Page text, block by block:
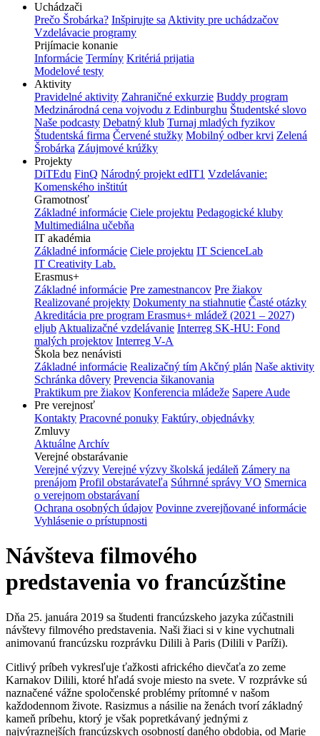
Uchádzači
Prečo Šrobárka? Inšpirujte sa Aktivity pre uchádzačov
Vzdelávacie programy
Prijímacie konanie
Informácie Termíny Kritériá prijatia
Modelové testy
Aktivity
Pravidelné aktivity Zahraničné exkurzie Buddy program
Medzinárodná cena vojvodu z Edinburghu Študentské slovo
Naše podcasty Debatný klub Turnaj mladých fyzikov
Študentská firma Červené stužky Mobilný odber krvi Zelená
Šrobárka Záujmové krúžky
Projekty
DiTEdu FinQ Národný projekt edIT1 Vzdelávanie:
Komenského inštitút
Gramotnosť
Základné informácie Ciele projektu Pedagogické kluby
Multimediálna učebňa
IT akadémia
Základné informácie Ciele projektu IT ScienceLab
IT Creativity Lab.
Erasmus+
Základné informácie Pre zamestnancov Pre žiakov
Realizované projekty Dokumenty na stiahnutie Časté otázky
Akreditácia pre program Erasmus+ mládež (2021 – 2027)
eljub Aktualizačné vzdelávanie Interreg SK-HU: Fond
malých projektov Interreg V-A
Škola bez nenávisti
Základné informácie Realizačný tím Akčný plán Naše aktivity
Schránka dôvery Prevencia šikanovania
Praktikum pre žiakov Konferencia mládeže Sapere Aude
Pre verejnosť
Kontakty Pracovné ponuky Faktúry, objednávky
Zmluvy
Aktuálne Archív
Verejné obstarávanie
Verejné výzvy Verejné výzvy školská jedáleň Zámery na
prenájom Profil obstarávateľa Súhrnné správy VO Smernica
o verejnom obstarávaní
Ochrana osobných údajov Povinne zverejňované informácie
Vyhlásenie o prístupnosti
Návšteva filmového
predstavenia vo francúzštine
Dňa 25. januára 2019 sa študenti francúzskeho jazyka zúčastnili
návštevy filmového predstavenia. Naši žiaci si v kine vychutnali
animovanú francúzsku rozprávku Dilili à Paris (Dilili v Paríži).
Citlivý príbeh vykresľuje ťažkosti afrického dievčaťa zo zeme
Karnakov Dilili, ktoré hľadá svoje miesto na svete. V rozprávke sú
naznačené vážne spoločenské problémy prítomné v našom
každodennom živote. Rasizmus a násilie na ženách tvorí základný
kameň príbehu, ktorý je však popretkávaný jednými z
najvýraznejších francúzskych osobností daného obdobia, od Marie